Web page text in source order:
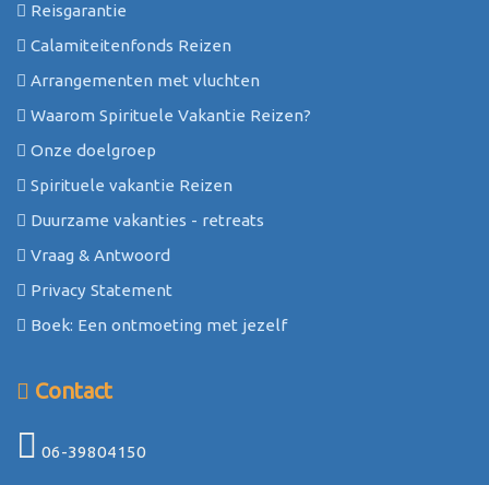
Reisgarantie
Calamiteitenfonds Reizen
Arrangementen met vluchten
Waarom Spirituele Vakantie Reizen?
Onze doelgroep
Spirituele vakantie Reizen
Duurzame vakanties - retreats
Vraag & Antwoord
Privacy Statement
Boek: Een ontmoeting met jezelf
Contact
06-39804150